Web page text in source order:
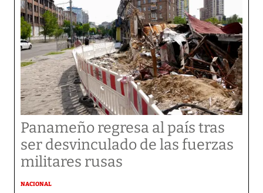
Panameño regresa al país tras
ser desvinculado de las fuerzas
militares rusas
NACIONAL